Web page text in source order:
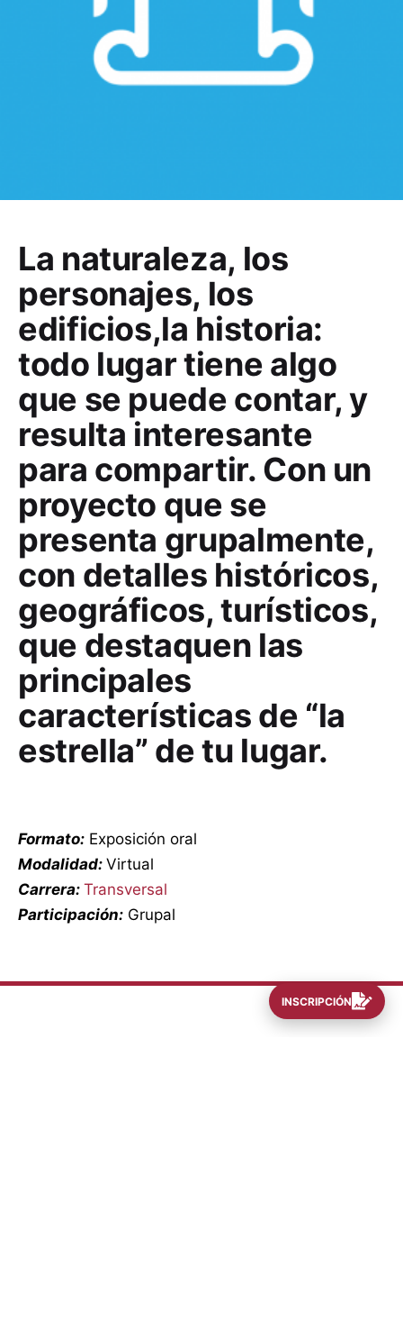
La naturaleza, los
personajes, los
edificios,la historia:
todo lugar tiene algo
que se puede contar, y
resulta interesante
para compartir. Con un
proyecto que se
presenta grupalmente,
con detalles históricos,
geográficos, turísticos,
que destaquen las
principales
características de “la
estrella” de tu lugar.
Formato: Exposición oral
Modalidad: Virtual
Carrera: Transversal
Participación: Grupal
INSCRIPCIÓN